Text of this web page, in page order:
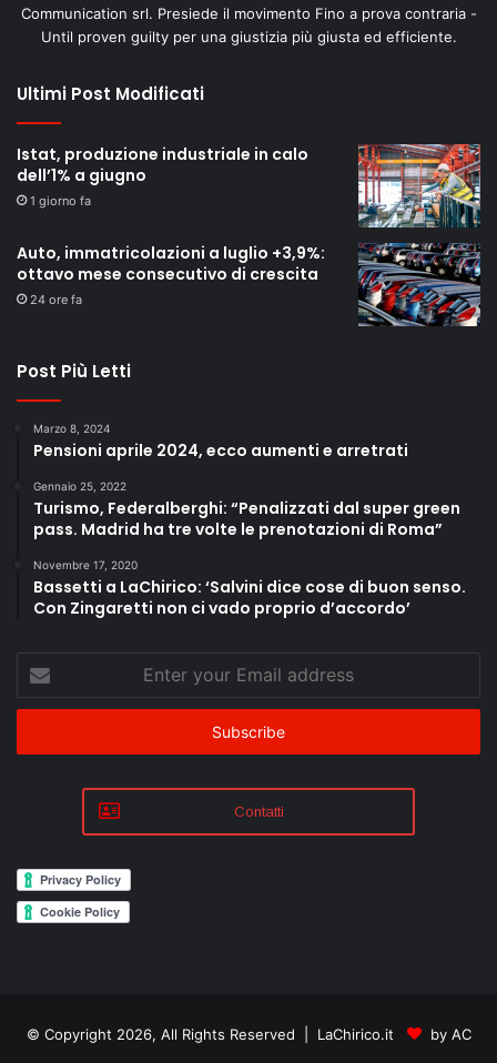
Communication srl. Presiede il movimento Fino a prova contraria -
Until proven guilty per una giustizia più giusta ed efficiente.
Ultimi Post Modificati
Istat, produzione industriale in calo
dell’1% a giugno
1 giorno fa
Auto, immatricolazioni a luglio +3,9%:
ottavo mese consecutivo di crescita
24 ore fa
Post Più Letti
Marzo 8, 2024
Pensioni aprile 2024, ecco aumenti e arretrati
Gennaio 25, 2022
Turismo, Federalberghi: “Penalizzati dal super green
pass. Madrid ha tre volte le prenotazioni di Roma”
Novembre 17, 2020
Bassetti a LaChirico: ‘Salvini dice cose di buon senso.
Con Zingaretti non ci vado proprio d’accordo’
your
Email
Contatti
© Copyright 2026, All Rights Reserved | LaChirico.it
by AC